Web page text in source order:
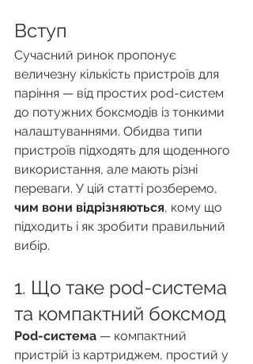
Вступ
Сучасний ринок пропонує
величезну кількість пристроїв для
паріння — від простих pod-систем
до потужних боксмодів із тонкими
налаштуваннями. Обидва типи
пристроїв підходять для щоденного
використання, але мають різні
переваги. У цій статті розберемо,
чим вони відрізняються, кому що
підходить і як зробити правильний
вибір.
1. Що таке pod-система
та компактний боксмод
Pod-система — компактний
пристрій із картриджем, простий у